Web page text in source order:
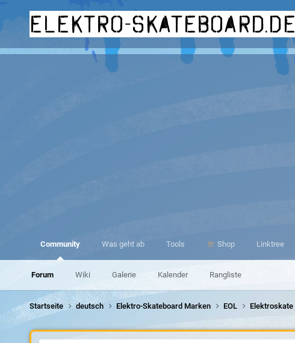
elektro-skateboard.de
Community
Forum Wiki Galerie Kalender Rangliste
Was geht ab Tools Shop Linktree
Startseite deutsch Elektro-Skateboard Marken EOL Elektroskate